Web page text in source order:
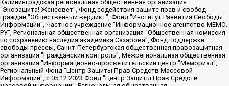
Калининградская региональная общественная организация "Экозащита!-Женсовет", Фонд содействия защите прав и свобод граждан "Общественный вердикт", Фонд "Институт Развития Свободы Информации", Частное учреждение "Информационное агентство МЕМО. РУ", Региональная общественная организация "Общественная комиссия по сохранению наследия академика Сахарова", Фонд поддержки свободы прессы, Санкт-Петербургская общественная правозащитная организация "Гражданский контроль", Межрегиональная общественная организация "Информационно-просветительский центр "Мемориал", Региональный Фонд "Центр Защиты Прав Средств Массовой Информации", с 05.12.2023 Фонд "Центр Защиты Прав Средств массовой информации", Региональная общественная благотворительная организация помощи беженцам и мигрантам "Гражданское содействие", Негосударственное образовательное учреждение дополнительного профессионального образования (повышение квалификации) специалистов "АКАДЕМИЯ ПО ПРАВАМ ЧЕЛОВЕКА", Свердловская региональная общественная организация "Сутяжник", Автономная некоммерческая организация "Центр независимых социологических исследований", Союз общественных объединений "Российский исследовательский центр по правам человека", Региональное общественное учреждение научно-информационный центр "МЕМОРИАЛ", Некоммерческая организация "Фонд защиты гласности", Автономная некоммерческая организация "Институт прав человека", Городская общественная организация "Екатеринбургское общество "МЕМОРИАЛ", Городская общественная организация "Рязанское историко-просветительское и правозащитное общество "Мемориал" (Рязанский Мемориал), Челябинский региональный орган общественной самодеятельности – женское общественное объединение "Женщины Евразии", Челябинский региональный орган общественной самодеятельности "Уральская правозащитная группа", Фонд содействия защите здоровья и социальной справедливости имени Андрея Рылькова, Автономная Некоммерческая Организация "Аналитический Центр Юрия Левады", Автономная некоммерческая организация социальной поддержки населения "Проект Апрель", Региональная общественная организация помощи женщинам и детям, находящимся в кризисной ситуации "Информационно-методический центр "Анна", Фонд содействия развитию массовых коммуникаций и правовому просвещению "Так-так-Так", Фонд содействия устойчивому развитию "Серебряная тайга", Свердловский региональный общественный фонд социальных проектов "Новое время", "Idel.Реалии", Кавказ.Реалии, Крым.Реалии, Телеканал Настоящее Время, Татаро-башкирская служба Радио Свобода (Azatliq Radiosi), Радио Свободная Европа/Радио Свобода (PCE/PC), "Сибирь.Реалии", "Фактограф", Благотворительный фонд помощи осужденным и их семьям, Автономная некоммерческая организация "Институт глобализации и социальных движений", Фонд "В защиту прав заключенных", Частное учреждение "Центр поддержки и содействия развитию средств массовой информации", Пензенский региональный общественный благотворительный фонд "Гражданский союз", "Север.Реалии", Некоммерческая организация Фонд "Правовая инициатива", Общество с ограниченной ответственностью "Радио Свободная Европа/Радио Свобода", Чешское информационное агентство "MEDIUM-ORIENT", Красноярская региональная общественная организация "Мы против СПИДа", Камалягин Денис Николаевич, Маркелов Сергей Евгеньевич, Пономарев Лев Александрович, Савицкая Людмила Алексеевна, Автономная некоммерческая организация "Центр по работе с проблемой насилия "НАСИЛИЮ.НЕТ", Межрегиональный профессиональный союз работников здравоохранения "Альянс врачей", Юридическое лицо, зарегистрированное в Латвийской Республике, SIA "Medusa Project" (регистрационный номер 40103797863, дата регистрации 10.06.2014), Некоммерческая организация "Фонд по борьбе с коррупцией", Автономная некоммерческая организация "Институт права и публичной политики", Баданин Роман Сергеевич, Гликин Максим Александрович, Железнова Мария Михайловна, Лукьянова Юлия Сергеевна, Маетная Елизавета Витальевна, Маняхин Петр Борисович, Чуракова Ольга Владимировна, Ярош Юлия Петровна, Юридическое лицо "The Insider SIA", зарегистрированное в Риге, Латвийская Республика (дата регистрации 26.06.2015), являющееся администратором доменного имени интернет-издания "The Insider SIA", https://theins.ru, Постернак Алексей Евгеньевич, Рубин Михаил Аркадьевич, Анин Роман Александрович, Юридическое лицо Istories fonds, зарегистрированное в Латвийской Республике (регистрационный номер 50008295751, дата регистрации 24.02.2020), Великовский Дмитрий Александрович, Долинина Ирина Николаевна, Мароховская Алеся Алексеевна, Шлейнов Роман Юрьевич, Шмагун Олеся Валентиновна, Общество с ограниченной ответственностью "Альтаир 2021", Общество с ограниченной ответственностью "Вега 2021", Общество с ограниченной ответственностью "Главный редактор 2021", Общество с ограниченной ответственностью "Ромашки монолит", Важенков Артем Валерьевич, Ивановская областная общественная организация "Центр гендерных исследований", Гурман Юрий Альбертович, Медиапроект "ОВД-Инфо", Егоров Владимир Владимирович, Жилинский Владимир Александрович, Общество с ограниченной ответственностью "ЗП", Иванова София Юрьевна, Карезина Инна Павловна, Кильтау Екатерина Викторовна, Петров Алексей Викторович, Пискунов Сергей Евгеньевич, Смирнов Сергей Сергеевич, Тихонов Михаил Сергеевич, Общество с ограниченной ответственностью "ЖУРНАЛИСТ-ИНОСТРАННЫЙ АГЕНТ", Арапова Галина Юрьевна, Вольтская Татьяна Анатольевна, Американская компания "Mason G.E.S. Anonymous Foundation" (США), являющаяся владельцем интернет-издания https://mnews.world/, Компания "Stichting Bellingcat", зарегистрированная в Нидерландах (дата регистрации 11.07.2018), Захаров Андрей Вячеславович, Клепиковская Екатерина Дмитриевна, Общество с ограниченной ответственностью "МЕМО", Перл Роман Александрович, Симонов Евгений Алексеевич, Соловьева Елена Анатольевна, Сотников Даниил Владимирович, Сурначева Елизавета Дмитриевна, Автономная некоммерческая организация по защите прав человека и информированию населения "Якутия – Наше Мнение", Общество с ограниченной ответственностью "Москоу диджитал медиа", с 26.01.2023 Общество с ограниченной ответственностью "Чайка Белые сады", Ветошкина Валерия Валерьевна, Заговора Максим Александрович, Межрегиональное общественное движение "Российская ЛГБТ - сеть", Оленичев Максим Владимирович, Павлов Иван Юрьевич, Скворцова Елена Сергеевна, Общество с ограниченной ответственностью "Как бы инагент", Кочетков Игорь Викторович, Общество с ограниченной ответственностью "Честные выборы", Еланчик Олег Александрович, Общество с ограниченной ответственностью "Нобелевский призыв", Гималова Регина Эмилевна, Григорьев Андрей Валерьевич, Григорьева Алина Александровна, Ассоциация по содействию защите прав призывников, альтернативнослужащих и военнослужащих "Правозащитная группа "Гражданин.Армия.Право", Хисамова Регина Фаритовна, Автономная некоммерческая организация по реализации социально-правовых программ "Лилит", Дальневосточное общественное движение "Маяк", Санкт-Петербургская ЛГБТ-инициативная группа "Выход", Инициативная группа ЛГБТ+ "Реверс", Алексеев Андрей Викторович, Бекбулатова Таисия Львовна, Беляев Иван Михайлович, Владыкина Елена Сергеевна, Гельман Марат Александрович, Никульшина Вероника Юрьевна, Толоконникова Надежда Андреевна, Шендерович Виктор Анатольевич, Общество с ограниченной ответственностью "Данное сообщение", Общество с ограниченной ответственностью Издательский дом "Новая глава", Айнбиндер Александра Александровна, Московский комьюнити-центр для ЛГБТ+инициатив, Благотворительный фонд развития филантропии, Deutsche Welle (Германия, Kurt-Schumacher-Strasse 3, 53113 Bonn), Борзунова Мария Михайловна, Воробьев Виктор Викторович, Голубева Анна Львовна, Константинова Алла Михайловна, Малкова Ирина Владимировна, Мурадов Мурад Абдулгалимович, Осетинская Елизавета Николаевна, Понасенков Евгений Николаевич, Ганапольский Матвей Юрьевич, Киселев Евгений Алексеевич, Борухович Ирина Григорьевна, Дремин Иван Тимофеевич, Дубровский Дмитрий Викторович, Красноярская региональная общественная организация поддержки и развития альтернативных образовательных технологий и межкультурных коммуникаций "ИНТЕРРА", Маяковская Екатерина Алексеевна, Фейгин Марк Захарович, Филимонов Андрей Викторович, Дзугкоева Регина Николаевна, Доброхотов Роман Александрович, Дудь Юрий Александрович, Елкин Сергей Владимирович, Кругликов Кирилл Игоревич, Сабунаева Мария Леонидовна, Семенов Алексей Владимирович, Шаинян Карен Багратович, Шульман Екатерина Михайловна, Асафьев Артур Валерьевич, Вахштайн Виктор Семенович, Венедиктов Алексей Алексеевич, Лушникова Екатерина Евгеньевна, Волков Леонид Михайлович, Невзоров Александр Глебович, Пархоменко Сергей Борисович, Сироткин Ярослав Николаевич, Кара-Мурза Владимир Владимирович, Баранова Наталья Владимировна, Гозман Леонид Яковлевич, Кагарлицкий Борис Юльевич, Климарев Михаил Валерьевич, Милов Владимир Станиславович, Автономная некоммерческая организация Краснодарский центр современного искусства "Типография", Моргенштерн Алишер Тагирович, Соболь Любовь Эдуардовна, Общество с ограниченной ответственностью "ЛИЗА НОРМ", Каспаров Гарри Кимович, Ходорковский Михаил Борисович, Общество с ограниченной ответственностью "Апрельские тезисы", Данилович Ирина Брониславовна, Кашин Олег Владимирович, Петров Николай Владимирович, Пивоваров Алексей Владимирович, Соколов Михаил Владимирович, Цветкова Юлия Владимировна, Чичваркин Евгений Александрович, Комитет против пыток/Команда против пыток, Общество с ограниченной ответственностью "Первый научный", Общество с ограниченной ответственностью "Вертолет и ко", Белоцерковская Вероника Борисовна, Кац Максим Евгеньевич, Лазарева Татьяна Юрьевна, Шаведдинов Руслан Табризович, Яшин Илья Валерьевич, Общество с ограниченной ответственностью "Иноагент ААВ", Алешковский Дмитрий Петрович, Альбац Евгения Марковна, Быков Дмитрий Львович, Галямина Юлия Евгеньевна, Лойко Сергей Леонидович, Мартынов Кирилл Константинович, Медведев Сергей Александрович, Крашенинников Федор Геннадиевич, Гордеева Катерина Вл